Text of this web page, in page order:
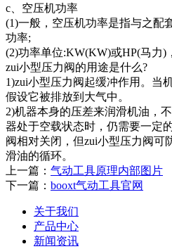
c、空压机功率
(1)一般，空压机功率是指与之配
功率;
(2)功率单位:KW(KW)或HP(马力)
zui小型压力阀的用途是什么?
1)zui小型压力阀起缓冲作用。当
假设它被排放到大气中。
2)机器本身的压差来润滑机油，
器处于空载状态时，仍需要一定
阀相对关闭，但zui小型压力阀可
滑油的循环。
上一篇： 气动工具原理内部图片
下一篇： booxt气动工具官网
关于我们
产品中心
新闻资讯